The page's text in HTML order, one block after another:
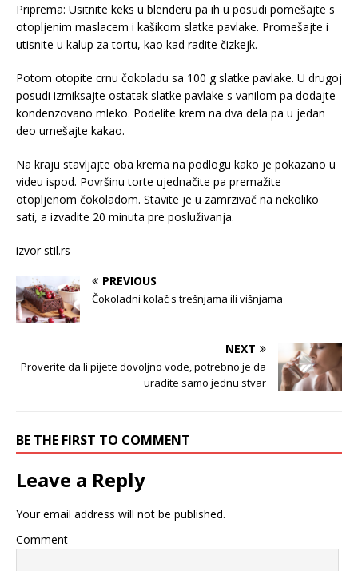
Priprema: Usitnite keks u blenderu pa ih u posudi pomešajte s
otopljenim maslacem i kašikom slatke pavlake. Promešajte i
utisnite u kalup za tortu, kao kad radite čizkejk.
Potom otopite crnu čokoladu sa 100 g slatke pavlake. U drugoj
posudi izmiksajte ostatak slatke pavlake s vanilom pa dodajte
kondenzovano mleko. Podelite krem na dva dela pa u jedan
deo umešajte kakao.
Na kraju stavljajte oba krema na podlogu kako je pokazano u
videu ispod. Površinu torte ujednačite pa premažite
otopljenom čokoladom. Stavite je u zamrzivač na nekoliko
sati, a izvadite 20 minuta pre posluživanja.
izvor stil.rs
PREVIOUS
Čokoladni kolač s trešnjama ili višnjama
NEXT
Proverite da li pijete dovoljno vode, potrebno je da
uradite samo jednu stvar
BE THE FIRST TO COMMENT
Leave a Reply
Your email address will not be published.
Comment